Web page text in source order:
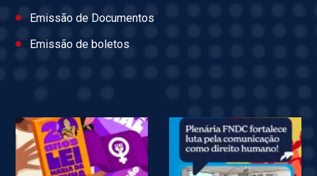
Emissão de Documentos
Emissão de boletos